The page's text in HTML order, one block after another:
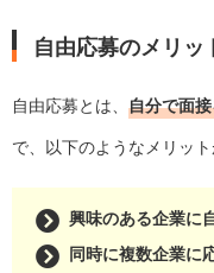
自由応募のメリッ
自由応募とは、 自分で面
で、以下のようなメリット
興味のある企業に
同時に複数企業に